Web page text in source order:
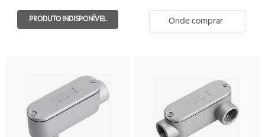
PRODUTO INDISPONÍVEL Onde comprar